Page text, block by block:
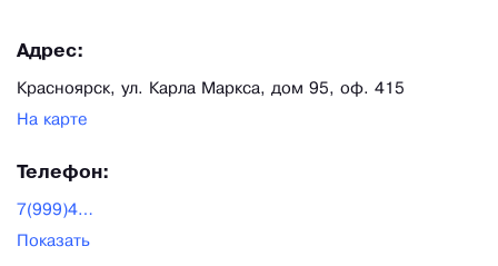
Адрес:
Красноярск, ул. Карла Маркса, дом 95, оф. 415
На карте
Телефон:
7(999)4470091
Показать